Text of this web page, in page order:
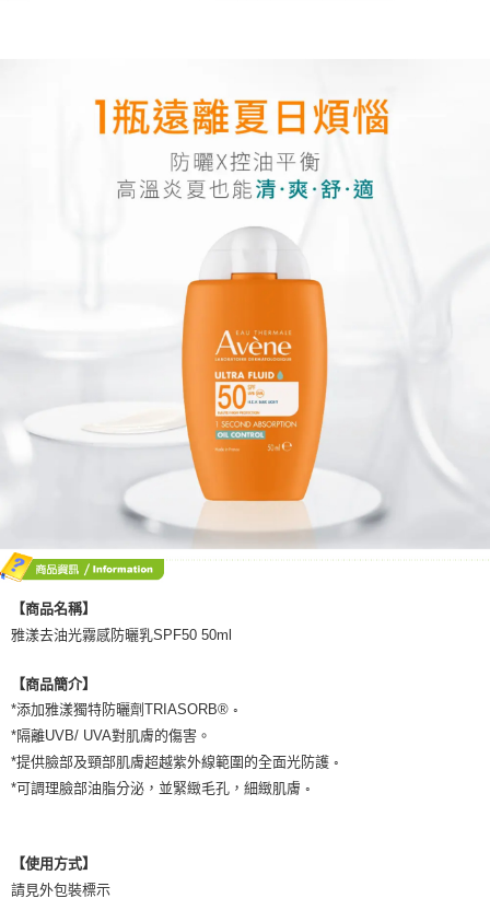
【商品名稱】
雅漾去油光霧感防曬乳SPF50 50ml
【商品簡介】
*添加雅漾獨特防曬劑TRIASORB® ◦
*隔離UVB/ UVA對肌膚的傷害。
*提供臉部及頸部肌膚超越紫外線範圍的全面光防護 ◦
*可調理臉部油脂分泌，並緊緻毛孔，細緻肌膚 ◦
【使用方式】
請見外包裝標示